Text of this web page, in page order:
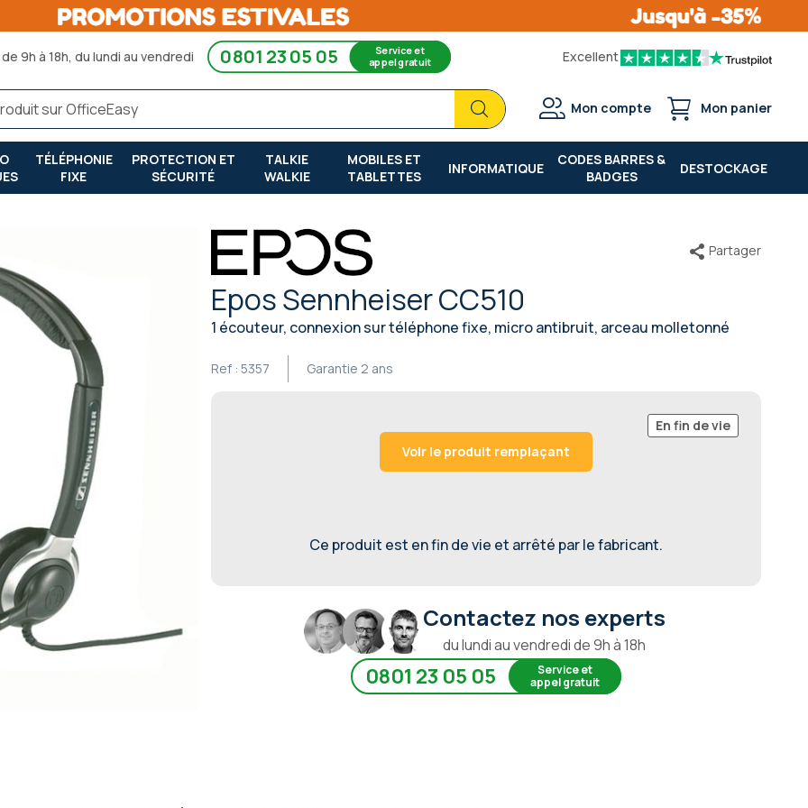
9h à 18h, du lundi au vendredi 0801 23 05 05 Service et
appel gratuit Excellent
Chercher
Chercher
Mon compte Mon panier
TÉLÉPHONIE
FIXE
PROTECTION ET
SÉCURITÉ
TALKIE
WALKIE
MOBILES ET
TABLETTES
INFORMATIQUE
CODES BARRES &
BADGES
DESTOCKAGE
Epos Sennheiser CC510
1 écouteur, connexion sur téléphone fixe, micro antibruit, arceau molletonné
Garantie 2 ans
Ref : 5357
Partager
En fin de vie
Voir le produit remplaçant
Ce produit est en fin de vie et arrêté par le fabricant.
Contactez nos experts
du lundi au vendredi de 9h à 18h
0801 23 05 05
Service et
appel gratuit